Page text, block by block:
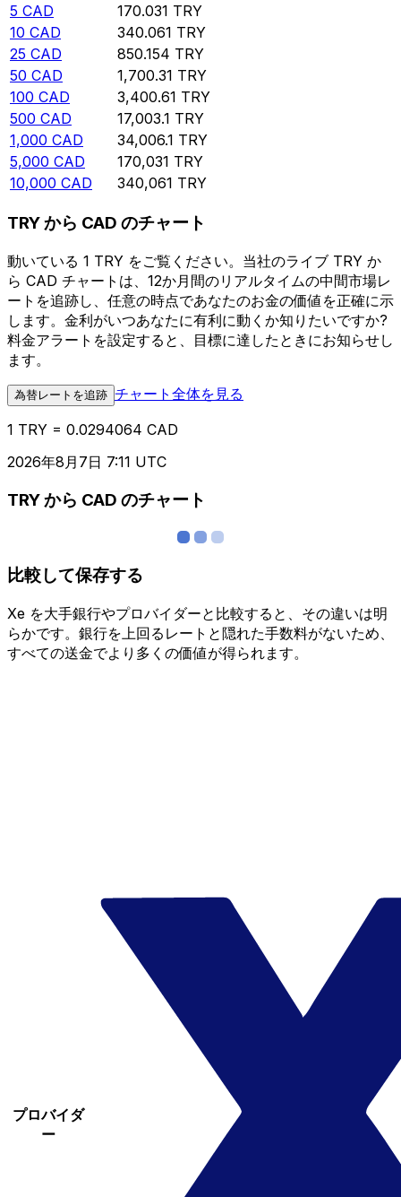
5 CAD 170.031 TRY
10 CAD 340.061 TRY
25 CAD 850.154 TRY
50 CAD 1,700.31 TRY
100 CAD 3,400.61 TRY
500 CAD 17,003.1 TRY
1,000 CAD 34,006.1 TRY
5,000 CAD 170,031 TRY
10,000 CAD 340,061 TRY
TRY から CAD のチャート
動いている 1 TRY をご覧ください。当社のライブ TRY か
ら CAD チャートは、12か月間のリアルタイムの中間市場レ
ートを追跡し、任意の時点であなたのお金の価値を正確に示
します。金利がいつあなたに有利に動くか知りたいですか?
料金アラートを設定すると、目標に達したときにお知らせし
ます。
為替レートを追跡 チャート全体を見る
1 TRY = 0.0294064 CAD
2026年8月7日 7:11 UTC
TRY から CAD のチャート
比較して保存する
Xe を大手銀行やプロバイダーと比較すると、その違いは明
らかです。銀行を上回るレートと隠れた手数料がないため、
すべての送金でより多くの価値が得られます。
プロバイダ
ー